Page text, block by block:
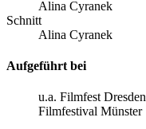
Alina Cyranek
Schnitt
Alina Cyranek
Aufgeführt bei
u.a. Filmfest
Filmfestival Münster